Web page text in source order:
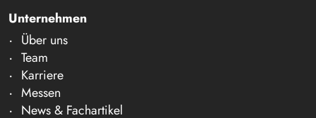
Unternehmen
Über uns
Team
Karriere
Messen
News & Fachartikel